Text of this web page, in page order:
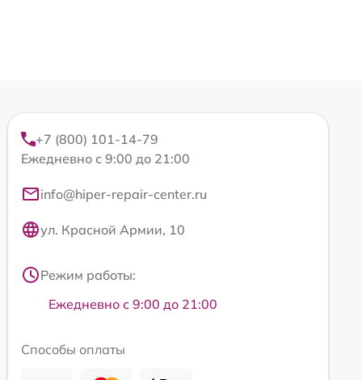
+7 (800) 101-14-79
Ежедневно с 9:00 до 21:00
info@hiper-repair-center.ru
ул. Красной Армии, 10
Режим работы:
Ежедневно с 9:00 до 21:00
Способы оплаты